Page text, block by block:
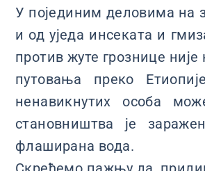
У појединим деловима на
и од уједа инсеката и
против жуте грознице
путовања преко
ненавикнутих особа
становништва је
флаширана вода.